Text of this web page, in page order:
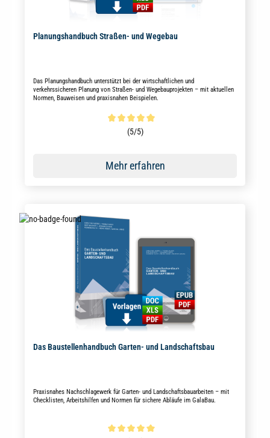
Planungshandbuch Straßen- und Wegebau
Das Planungshandbuch unterstützt bei der wirtschaftlichen und
verkehrssicheren Planung von Straßen- und Wegebauprojekten – mit aktuellen
Normen, Bauweisen und praxisnahen Beispielen.
Durchschnittliche Bewertung von 5 von 5 Sternen
(5/5)
Mehr erfahren
Das Baustellenhandbuch Garten- und Landschaftsbau
Praxisnahes Nachschlagewerk für Garten- und Landschaftsbauarbeiten – mit
Checklisten, Arbeitshilfen und Normen für sichere Abläufe im GalaBau.